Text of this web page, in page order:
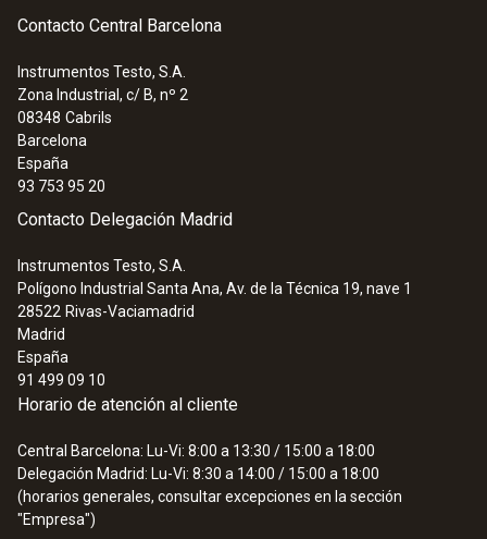
Contacto Central Barcelona
Instrumentos Testo, S.A.
Zona Industrial, c/ B, nº 2
08348 Cabrils
Barcelona
España
93 753 95 20
Contacto Delegación Madrid
Instrumentos Testo, S.A.
Polígono Industrial Santa Ana, Av. de la Técnica 19, nave 1
28522 Rivas-Vaciamadrid
Madrid
España
91 499 09 10
Horario de atención al cliente
Central Barcelona: Lu-Vi: 8:00 a 13:30 / 15:00 a 18:00
Delegación Madrid: Lu-Vi: 8:30 a 14:00 / 15:00 a 18:00
(horarios generales, consultar excepciones en la sección
"Empresa")